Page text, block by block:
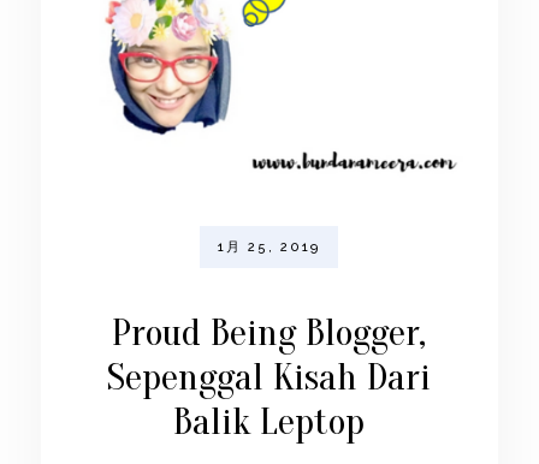
1月 25, 2019
Proud Being Blogger,
Sepenggal Kisah Dari
Balik Leptop